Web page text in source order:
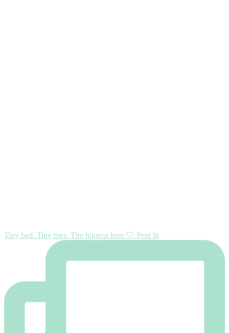
Tiny bed. Tiny toes. The biggest love 🤍 Petit lit